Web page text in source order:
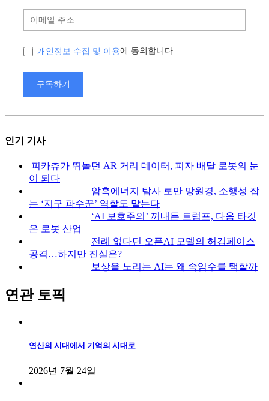
개인정보 수집 및 이용에 동의합니다.
구독하기
인기 기사
피카츄가 뛰놀던 AR 거리 데이터, 피자 배달 로봇의 눈
이 되다
암흑에너지 탐사 로만 망원경, 소행성 잡
는 ‘지구 파수꾼’ 역할도 맡는다
‘AI 보호주의’ 꺼내든 트럼프, 다음 타깃
은 로봇 산업
전례 없다던 오픈AI 모델의 허깅페이스
공격…하지만 진실은?
보상을 노리는 AI는 왜 속임수를 택할까
연관 토픽
연산의 시대에서 기억의 시대로
2026년 7월 24일